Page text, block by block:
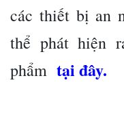
các thiết bị an
thể phát hiện
phẩm tại đây.